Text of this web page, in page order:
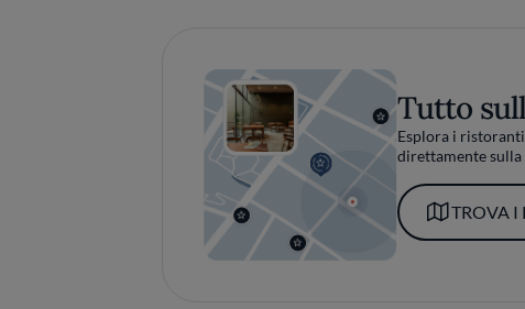
Tutto
Esplora i
direttamente sulla
TROVA I